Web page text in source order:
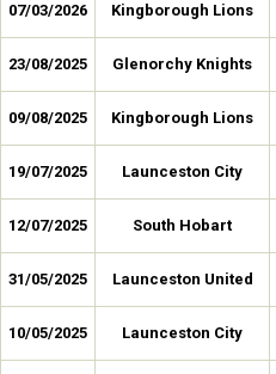
07/03/2026 Kingborough Lions
23/08/2025 Glenorchy Knights
09/08/2025 Kingborough Lions
19/07/2025 Launceston City
12/07/2025 South Hobart
31/05/2025 Launceston United
10/05/2025 Launceston City